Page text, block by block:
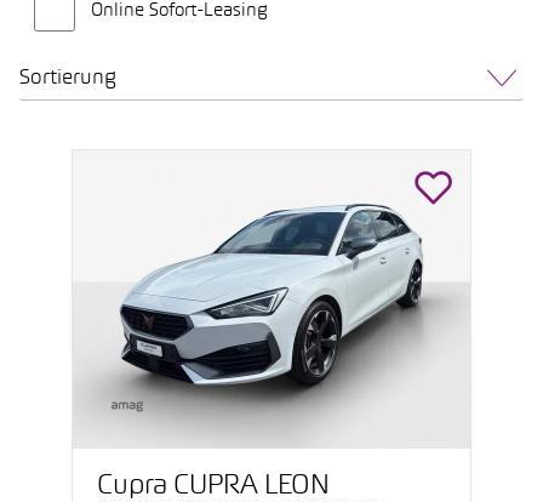
Online Sofort-Leasing
Sortierung
Cupra CUPRA LEON